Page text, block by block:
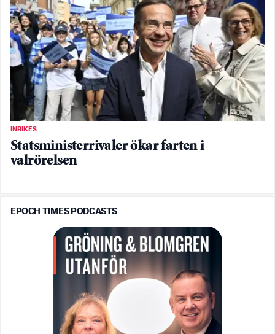
INRIKES
Statsministerrivaler ökar farten i
valrörelsen
EPOCH TIMES PODCASTS